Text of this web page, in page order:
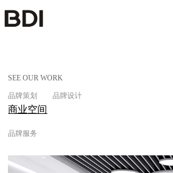
欢迎来到公赌船jcjc710(中国)股份有限公
SEE OUR WORK
品牌策划
品牌设计
商业空间
品牌服务